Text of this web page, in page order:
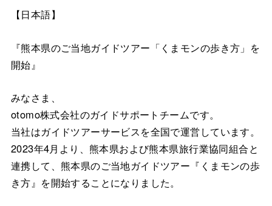
【日本語】
『熊本県のご当地ガイドツアー「くまモンの歩き方」を
開始』
みなさま、
otomo株式会社のガイドサポートチームです。
当社はガイドツアーサービスを全国で運営しています。
2023年4月より、熊本県および熊本県旅行業協同組合と
連携して、熊本県のご当地ガイドツアー『くまモンの歩
き方』を開始することになりました。